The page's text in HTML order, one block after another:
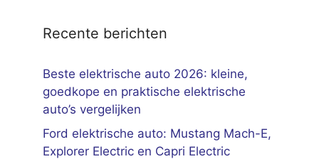
Recente berichten
Beste elektrische auto 2026: kleine,
goedkope en praktische elektrische
auto’s vergelijken
Ford elektrische auto: Mustang Mach-E,
Explorer Electric en Capri Electric